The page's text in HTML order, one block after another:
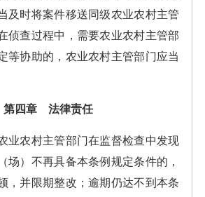
及时将案件移送同级农业农村主管
侦查过程中，需要农业农村主管部
等协助的，农业农村主管部门应当
第四章 法律责任
业农村主管部门在监督检查中发现
场）不再具备本条例规定条件的，
，并限期整改；逾期仍达不到本条